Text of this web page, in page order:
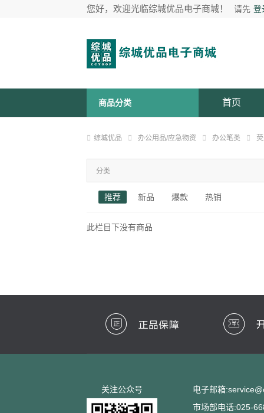
您好，欢迎光临综城优品电子商城！ 请先 登
商品分类 首页
综城优品 办公用品/应急物资 办公笔类
分类
推荐 新品 爆款 热销
此栏目下没有商品
关注公众号
电子邮箱
市场部电话:025-